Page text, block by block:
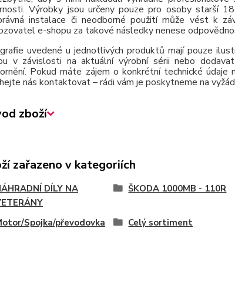
Výrobky jsou určeny pouze pro osoby starší
instalace či neodborné použití může vést k
e-shopu za takové následky nenese
uvedené u jednotlivých produktů mají pouze
v závislosti na aktuální výrobní sérii nebo
Pokud máte zájem o konkrétní technické
nás kontaktovat – rádi vám je poskytneme na
zboží
zařazeno v kategoriích
DÍLY NA
ŠKODA 1000MB - 110R
Spojka/převodovka Celý sortiment